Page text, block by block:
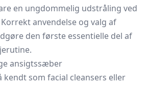
en ungdommelig udstråling ved
anvendelse og valg af
den første essentielle del af
ansigtssæber
kendt som facial cleansers eller